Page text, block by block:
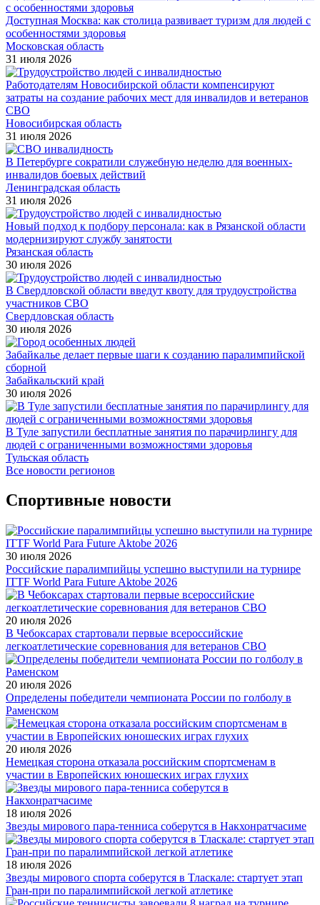
Доступная Москва: как столица развивает туризм для людей с
особенностями здоровья
Московская область
31 июля 2026
Работодателям Новосибирской области компенсируют
затраты на создание рабочих мест для инвалидов и ветеранов
СВО
Новосибирская область
31 июля 2026
В Петербурге сократили служебную неделю для военных-
инвалидов боевых действий
Ленинградская область
31 июля 2026
Новый подход к подбору персонала: как в Рязанской области
модернизируют службу занятости
Рязанская область
30 июля 2026
В Свердловской области введут квоту для трудоустройства
участников СВО
Свердловская область
30 июля 2026
Забайкалье делает первые шаги к созданию паралимпийской
сборной
Забайкальский край
30 июля 2026
В Туле запустили бесплатные занятия по парачирлингу для
людей с ограниченными возможностями здоровья
Тульская область
Все новости регионов
Спортивные новости
30 июля 2026
Российские паралимпийцы успешно выступили на турнире
ITTF World Para Future Aktobe 2026
20 июля 2026
В Чебоксарах стартовали первые всероссийские
легкоатлетические соревнования для ветеранов СВО
20 июля 2026
Определены победители чемпионата России по голболу в
Раменском
20 июля 2026
Немецкая сторона отказала российским спортсменам в
участии в Европейских юношеских играх глухих
18 июля 2026
Звезды мирового пара-тенниса соберутся в Накхонратчасиме
18 июля 2026
Звезды мирового спорта соберутся в Тласкале: стартует этап
Гран-при по паралимпийской легкой атлетике